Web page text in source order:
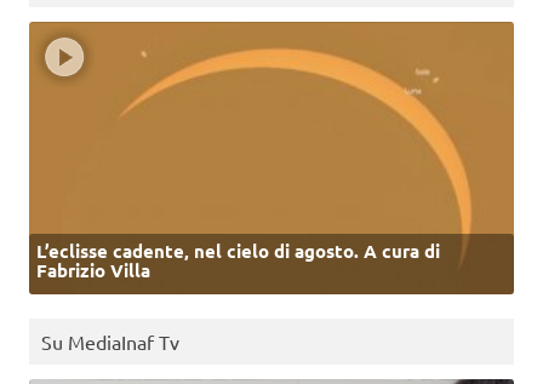
L’eclisse cadente, nel cielo di agosto. A cura di
Fabrizio Villa
Su MediaInaf Tv